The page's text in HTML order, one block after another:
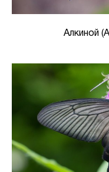
Алкиной